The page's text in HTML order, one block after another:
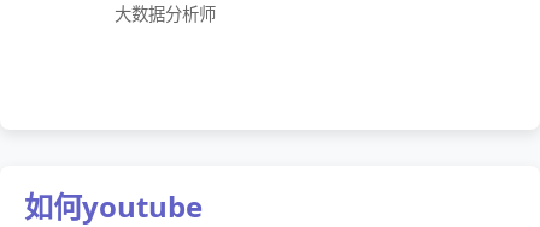
大数据分析师
如何youtube